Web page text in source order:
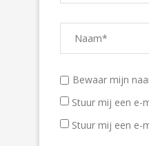
Bewaar mijn
Stuur mij een e-
Stuur mij een e-